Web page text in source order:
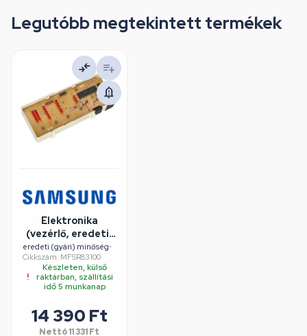
Legutóbb megtekintett termékek
Elektronika
(vezérlő, eredeti)
SAMSUNG
mosógép
eredeti (gyári) minőség•
Cikkszám: MFSR83100
Készleten, külső
raktárban, szállítási
idő 5 munkanap
14 390 Ft
Nettó11 331 Ft